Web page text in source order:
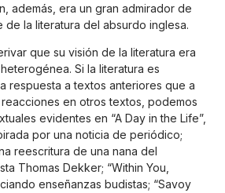
además, era un gran admirador de
de la literatura del absurdo inglesa.
que su visión de la literatura era
Si la literatura es
respuesta a textos anteriores que a
en otros textos, podemos
evidentes en “A Day in the Life”,
por una noticia de periódico;
reescritura de una nana del
Thomas Dekker; “Within You,
enseñanzas budistas; “Savoy